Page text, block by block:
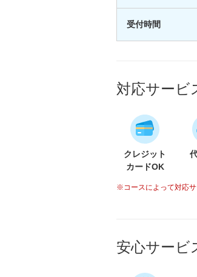
受付時間
対応サービ
クレジット
カードOK
※コースによって対応サ
安心サービ